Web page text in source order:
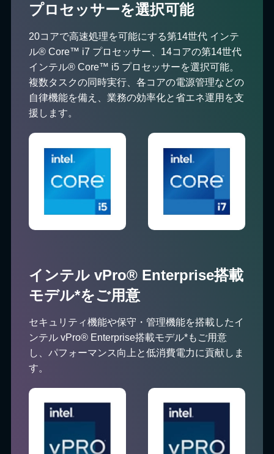
プロセッサーを選択可能
20コアで高速処理を可能にする第14世代 インテ
ル® Core™ i7 プロセッサー、14コアの第14世代
インテル® Core™ i5 プロセッサーを選択可能。
複数タスクの同時実行、各コアの電源管理などの
自律機能を備え、業務の効率化と省エネ運用を支
援します。
インテル vPro® Enterprise搭載
モデル*をご用意
セキュリティ機能や保守・管理機能を搭載したイ
ンテル vPro® Enterprise搭載モデル*もご用意
し、パフォーマンス向上と低消費電力に貢献しま
す。